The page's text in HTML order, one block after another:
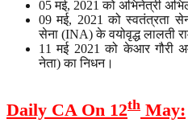
05 मई, 2021 को अभिनेत्री
09 मई, 2021 को स्वतंत्रता
सेना (INA) के वयोवृद्ध लालती
11 मई 2021 को केआर गौरी
नेता) का निधन।
Daily CA On 12th May: